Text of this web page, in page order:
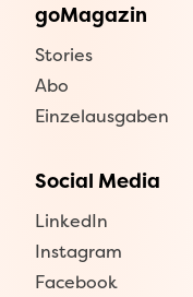
goMagazin
Stories
Abo
Einzelausgaben
Social Media
LinkedIn
Instagram
Facebook